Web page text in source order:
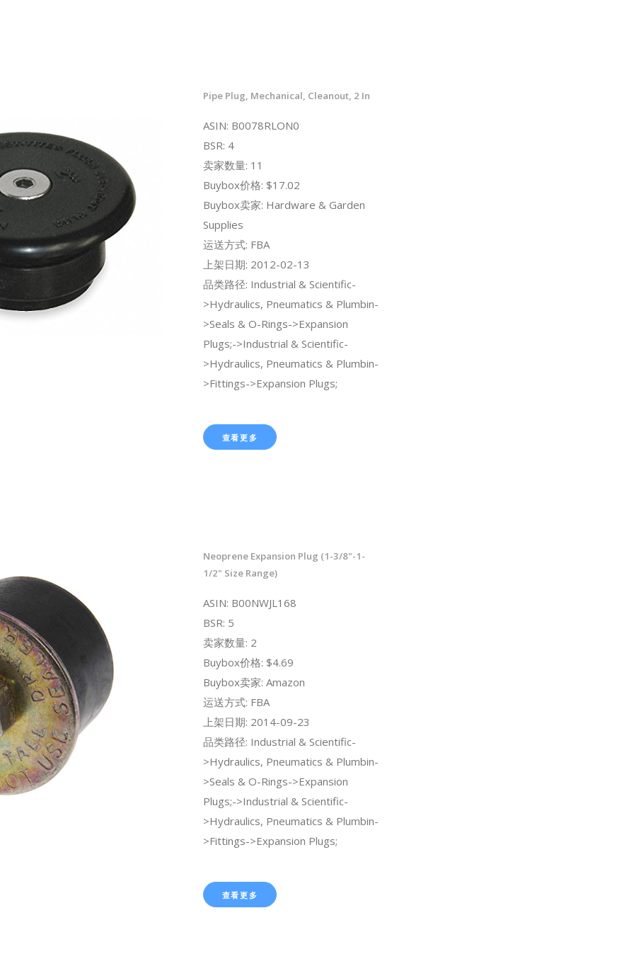
Pipe Plug, Mechanical, Cleanout, 2 In
ASIN: B0078RLON0
BSR: 4
卖家数量: 11
Buybox价格: $17.02
Buybox卖家: Hardware & Garden
Supplies
运送方式: FBA
上架日期: 2012-02-13
品类路径: Industrial & Scientific-
>Hydraulics, Pneumatics & Plumbin-
>Seals & O-Rings->Expansion
Plugs;->Industrial & Scientific-
>Hydraulics, Pneumatics & Plumbin-
>Fittings->Expansion Plugs;
查看更多
Neoprene Expansion Plug (1-3/8"-1-
1/2" Size Range)
ASIN: B00NWJL168
BSR: 5
卖家数量: 2
Buybox价格: $4.69
Buybox卖家: Amazon
运送方式: FBA
上架日期: 2014-09-23
品类路径: Industrial & Scientific-
>Hydraulics, Pneumatics & Plumbin-
>Seals & O-Rings->Expansion
Plugs;->Industrial & Scientific-
>Hydraulics, Pneumatics & Plumbin-
>Fittings->Expansion Plugs;
查看更多